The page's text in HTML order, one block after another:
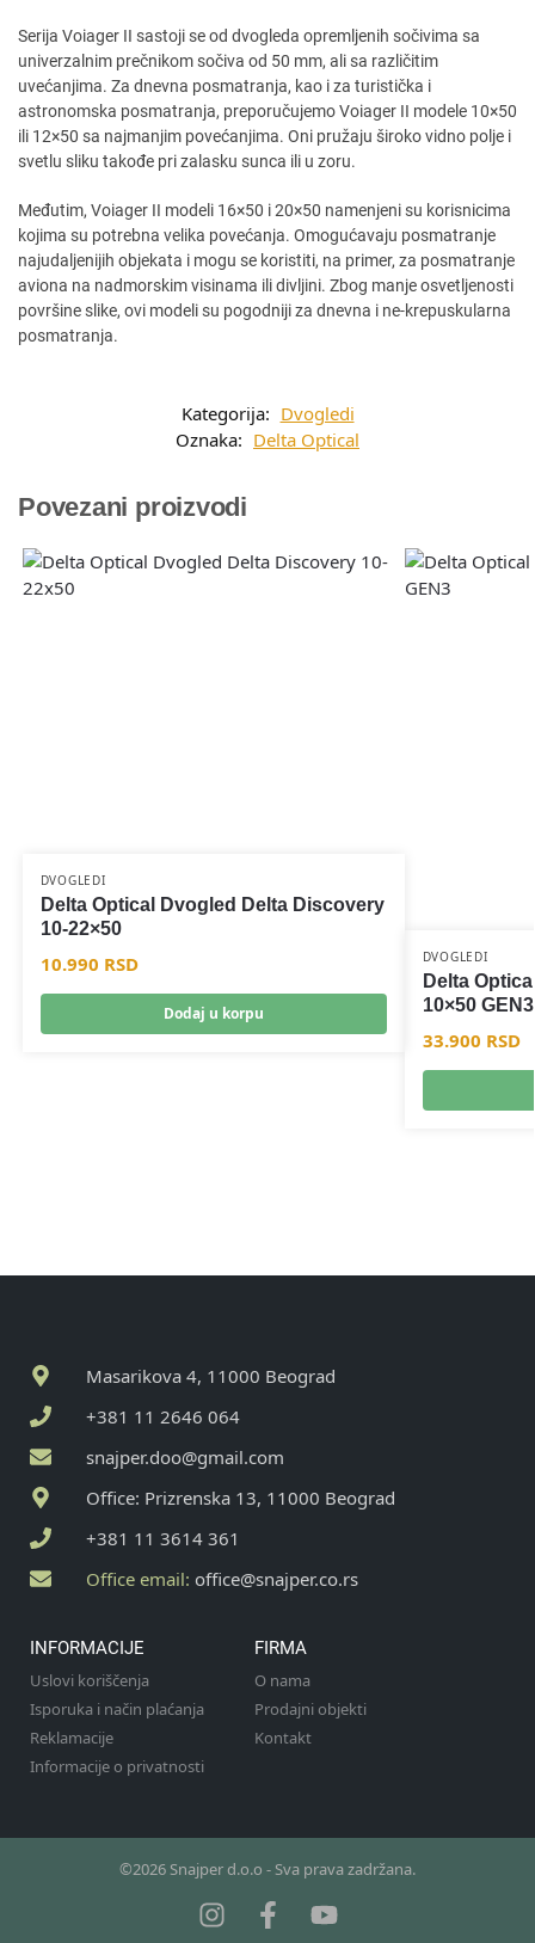
Serija Voiager II sastoji se od dvogleda opremljenih sočivima sa
univerzalnim prečnikom sočiva od 50 mm, ali sa različitim
uvećanjima. Za dnevna posmatranja, kao i za turistička i
astronomska posmatranja, preporučujemo Voiager II modele 10×50
ili 12×50 sa najmanjim povećanjima. Oni pružaju široko vidno polje i
svetlu sliku takođe pri zalasku sunca ili u zoru.
Međutim, Voiager II modeli 16×50 i 20×50 namenjeni su korisnicima
kojima su potrebna velika povećanja. Omogućavaju posmatranje
najudaljenijih objekata i mogu se koristiti, na primer, za posmatranje
aviona na nadmorskim visinama ili divljini. Zbog manje osvetljenosti
površine slike, ovi modeli su pogodniji za dnevna i ne-krepuskularna
posmatranja.
Kategorija: Dvogledi
Oznaka: Delta Optical
Povezani proizvodi
DVOGLEDI
Delta Optical Dvogled Delta Discovery
10-22×50
10.990 RSD
Dodaj u korpu
DVOGLEDI
Delta
10×50 GEN3
33.900 RSD
Masarikova 4, 11000 Beograd
+381 11 2646 064
snajper.doo@gmail.com
Office: Prizrenska 13, 11000 Beograd
+381 11 3614 361
Office email: office@snajper.co.rs
INFORMACIJE
Uslovi koriščenja
Isporuka i način plaćanja
Reklamacije
Informacije o privatnosti
FIRMA
O nama
Prodajni objekti
Kontakt
©2026 Snajper d.o.o - Sva prava zadržana.